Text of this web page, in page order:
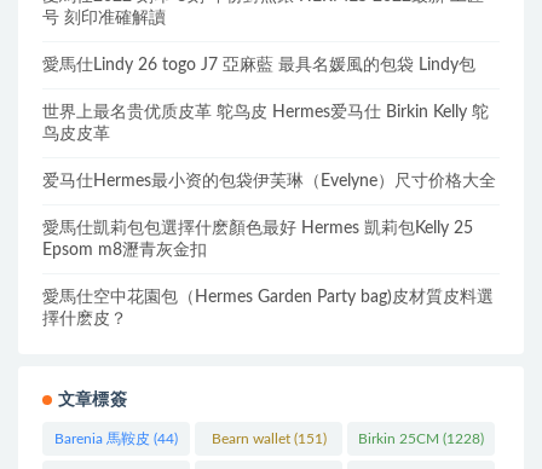
号 刻印准確解讀
愛馬仕Lindy 26 togo J7 亞麻藍 最具名媛風的包袋 Lindy包
世界上最名贵优质皮革 鸵鸟皮 Hermes爱马仕 Birkin Kelly 鸵
鸟皮皮革
爱马仕Hermes最小资的包袋伊芙琳（Evelyne）尺寸价格大全
愛馬仕凱莉包包選擇什麽顏色最好 Hermes 凱莉包Kelly 25
Epsom m8瀝青灰金扣
愛馬仕空中花園包（Hermes Garden Party bag)皮材質皮料選
擇什麽皮？
文章標簽
Barenia 馬鞍皮 (44) Bearn wallet(151) Birkin 25CM (1228)